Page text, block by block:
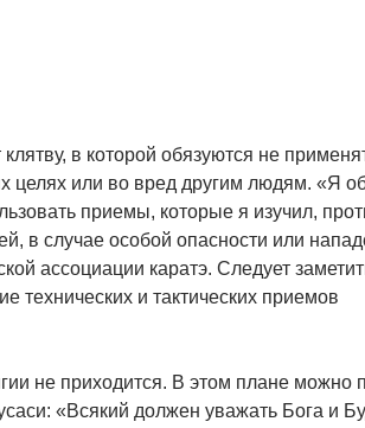
в которой обязуются не
целях или во вред другим людям. «Я
приемы, которые я изучил,
в случае особой опасности или
ассоциации каратэ. Следует
технических и тактических приемов
не приходится. В этом плане можно
«Всякий должен уважать Бога и